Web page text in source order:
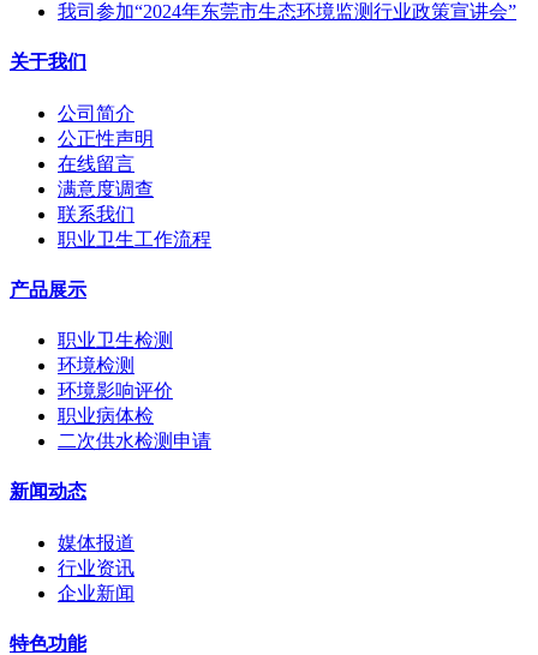
我司参加“2024年东莞市生态环境监测行业政策宣讲会”
关于我们
公司简介
公正性声明
在线留言
满意度调查
联系我们
职业卫生工作流程
产品展示
职业卫生检测
环境检测
环境影响评价
职业病体检
二次供水检测申请
新闻动态
媒体报道
行业资讯
企业新闻
特色功能